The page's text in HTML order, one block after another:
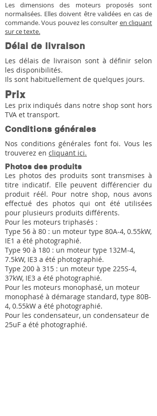
Les dimensions des moteurs proposés sont
normalisées. Elles doivent être validées en cas de
commande. Vous pouvez les consulter en cliquant
sur ce texte.
Délai de livraison
Les délais de livraison sont à définir selon
les disponibilités.
Ils sont habituellement de quelques jours.
Prix
Les prix indiqués dans notre shop sont hors
TVA et transport.
Conditions générales
Nos conditions générales font foi. Vous les
trouverez en cliquant ici.
Photos des produits
Les photos des produits sont transmises à
titre indicatif. Elle peuvent différencier du
produit réél. Pour notre shop, nous avons
effectué des photos qui ont été utilisées
pour plusieurs produits différents.
Pour les moteurs triphasés :
Type 56 à 80 : un moteur type 80A-4, 0.55kW,
IE1 a été photographié.
Type 90 à 180 : un moteur type 132M-4,
7.5kW, IE3 a été photographié.
Type 200 à 315 : un moteur type 225S-4,
37kW, IE3 a été photographié.
Pour les moteurs monophasé, un moteur
monophasé à démarage standard, type 80B-
4, 0.55kW a été photographié.
Pour les condensateur, un condensateur de
25uF a été photographié.